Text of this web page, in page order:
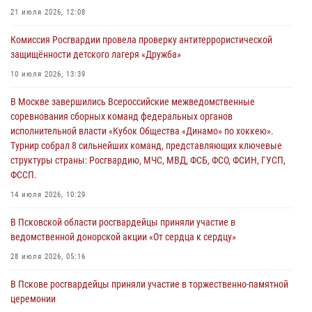
безопасности во время празднования Дня ВДВ
02 августа 2026, 13:28
улицу Труда
31 июля 2026, 13:53
В Санкт-Петербурге прошел окружной этап ежегодного
Всероссийского конкурса профессионального мастерства среди
сотрудников вневедомственной охраны Росгвардии, Псковские
Росгвардейцы одержали победу
21 июля 2026, 12:08
Комиссия Росгвардии провела проверку антитеррористической
защищённости детского лагеря «Дружба»
10 июля 2026, 13:39
В Москве завершились Всероссийские межведомственные
соревнования сборных команд федеральных органов
исполнительной власти «Кубок Общества «Динамо» по хоккею».
Турнир собрал 8 сильнейших команд, представляющих ключевые
структуры страны: Росгвардию, МЧС, МВД, ФСБ, ФСО, ФСИН, ГУСП,
ФССП.
14 июля 2026, 10:29
В Псковской области росгвардейцы приняли участие в
ведомственной донорской акции «От сердца к сердцу»
28 июля 2026, 05:16
В Пскове росгвардейцы приняли участие в торжественно-памятной
церемонии